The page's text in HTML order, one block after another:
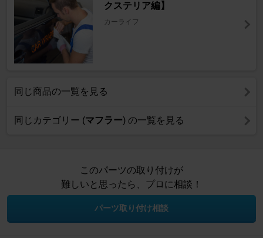
クステリア編】
カーライフ
同じ商品の一覧を見る
同じカテゴリー (マフラー) の一覧を見る
このパーツの取り付けが
難しいと思ったら、プロに相談！
パーツ取り付け相談